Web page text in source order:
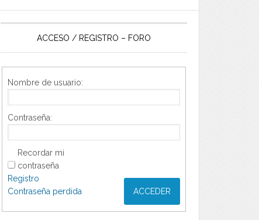
ACCESO / REGISTRO – FORO
Nombre de usuario:
Contraseña:
Recordar mi
contraseña
ACCEDER
Registro
Contraseña perdida